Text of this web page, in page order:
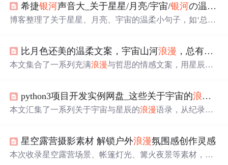
希捷银河声音大_关于星星/月亮/宇宙/银河の温柔小句子
博客整理了关于星星、月亮、宇宙的温柔小句子，如‘总有
比月色还美的温柔文案，宇宙山河浪漫 ，总有你值得期待的
本文集合了一系列充满浪漫与哲思的情感文案，用星辰大
python3项目开发实例网盘_这些关于宇宙的浪漫
本文汇集了一系列关于宇宙与星辰的浪漫语录，从纪录片
的语言表达了对宇宙的敬畏之情，以及人类作为宇宙一部
分的独特意义。
星空露营摄影素材 解锁户外浪漫氛围感创作灵感
本次收录星空露营场景、帐篷灯光、篝火夜景等素材，可